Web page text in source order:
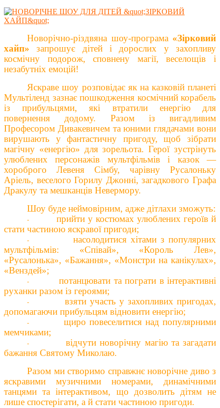
Новорічно-різдвяна шоу-програма «Зірковий
хайп» запрошує дітей і дорослих у захопливу
космічну подорож, сповнену магії, веселощів і
незабутніх емоцій!
Яскраве шоу розповідає як на казковій планеті
Мультіленд зазнає пошкодження космічний корабель
із прибульцями, які втратили енергію для
повернення додому. Разом із вигадливим
Професором Дивакевичем та юними глядачами вони
вирушають уфантастичну пригоду, щоб зібрати
магічну «енергію» для зорельота. Герої зустрінуть
улюблених персонажів мультфільмів і казок —
хороброго Левеня Сімбу, чарівну Русалоньку
Аріель, веселого Горилу Джонні, загадкового Графа
Дракулу та мешканців Невермору.
Шоу буде неймовірним, адже дітлахи зможуть:
-
прийти у костюмах улюблених героїв й
стати частиною яскравої пригоди;
-
насолодитися хітами з популярних
мультфільмів: «Співай», «Король Лев»,
«Русалонька», «Бажання», «Монстри на канікулах»,
«Венздей»;
-
потанцювати та пограти в інтерактивні
руханки разом із героями;
-
взяти участь у захопливих пригодах,
допомагаючи прибульцям відновити енергію;
- щиро повеселитисянад популярними
мемчиками;
- відчути новорічну магіюта загадати
бажання Святому Миколаю.
Разом ми створимо справжнє новорічне диво з
яскравими музичними номерами, динамічними
танцями та інтерактивом, що дозволить дітям не
лише спостерігати, а й стати частиною пригоди.